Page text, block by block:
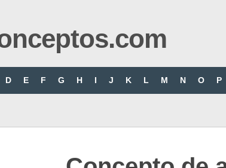
D E F G H I J K L M N O P